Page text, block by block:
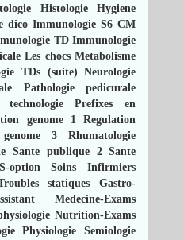
Histologie
Hygiene
dico Immunologie S6 CM
TD Immunologie
Les chocs Metabolisme
TDs (suite)
Neurologie
Pathologie pedicurale
technologie
Prefixes en
genome 1
Regulation
3
Rhumatologie
Sante publique 2 Sante
option
Soins Infirmiers
statiques
Gastro-
Medecine-Exams
Nutrition-Exams
Physiologie
Semiologie